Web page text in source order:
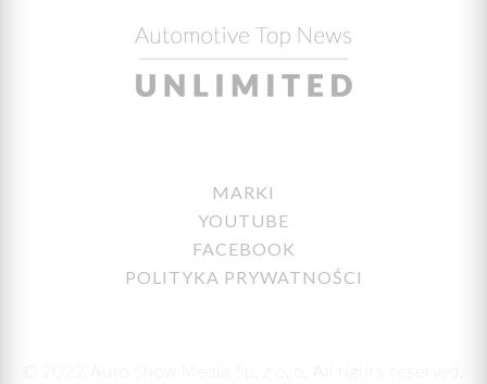
MARKI
YOUTUBE
FACEBOOK
POLITYKA PRYWATNOŚCI
© 2022 Auto Show Media Sp. z o. o. All rights reserved.